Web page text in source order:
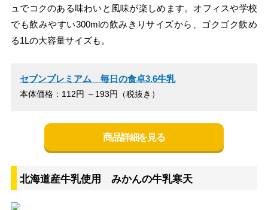
ュでコクのある味わいと風味が楽しめます。オフィスや学校
でも飲みやすい300mlの飲みきりサイズから、ゴクゴク飲め
る1Lの大容量サイズも。
セブンプレミアム 毎日の食卓3.6牛乳
本体価格：112円 ～193円（税抜き）
商品詳細を見る
北海道産牛乳使用 みかんの牛乳寒天